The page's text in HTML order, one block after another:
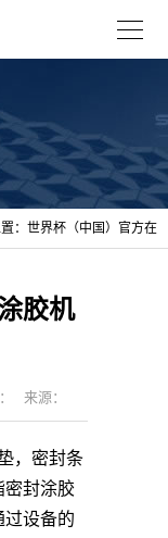
： 世界杯（中国）官方在
胶机
来源：
，密封条
密封涂胶
过设备的